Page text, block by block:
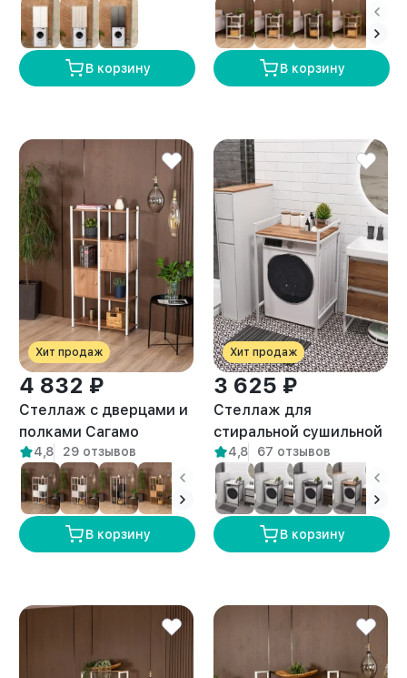
В корзину
амаретто
В корзину
Хит продаж
4 832 ₽
Стеллаж с дверцами и
полками Сагамо
белый/амаретто
4,8 29 отзывов
В корзину
Хит продаж
3 625 ₽
Стеллаж для
стиральной сушильной
машин Шексна белый/
амаретто
4,8 67 отзывов
В корзину